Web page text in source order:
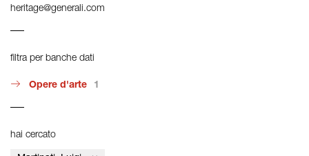
heritage@generali.com
filtra per banche dati
Opere d'arte 1
hai cercato